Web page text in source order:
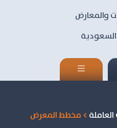
والمعارض
السعودية
> مخطط المعرض